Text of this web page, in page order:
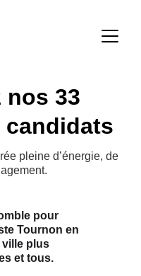
nos 33
pleine d’énergie, de
pour
Tournon en
ville plus
et tous.